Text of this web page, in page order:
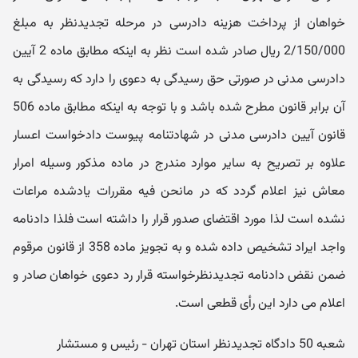
خواهان از پرداخت هزینه دادرسی در مرحله تجدیدنظر به مبلغ
2/150/000 ریال صادر شده است نظر به اینکه مطابق ماده 2 آیین
دادرسی مدنی در صورتی حق رسیدگی به دعوی را دارد که رسیدگی به
آن برابر قانون مطرح شده باشد و با توجه به اینکه مطابق ماده 506
قانون آیین دادرسی مدنی در شهادتنامه پیوست دادخواست اعسار
علاوه بر تصریح به سایر موارد مندرج در ماده مذکور وسیله امرار
معاش نیز اعلام گردد که در مانحن فیه مقررات یادشده مراعات
نشده است لذا مورد اقتضای صدور قرار را داشته است فلذا دادنامه
واجد ایراد تشخیص داده شده و به تجویز ماده 358 از قانون مرقوم
ضمن نقض دادنامه تجدیدنظرخواسته قرار رد دعوی خواهان صادر و
اعلام می دارد این رأی قطعی است.
شعبه 50 دادگاه تجدیدنظر استان تهران - رئیس و مستشار